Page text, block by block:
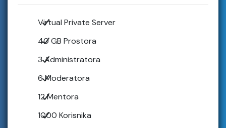
Virtual Private Server
40 GB Prostora
3 Administratora
6 Moderatora
12 Mentora
1000 Korisnika